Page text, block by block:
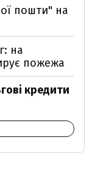
пошти" на
на
пожежа
кредити